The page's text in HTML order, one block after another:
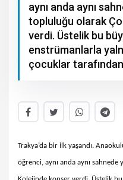
aynı anda aynı
topluluğu olarak
verdi. Üstelik bu
enstrümanlarla
çocuklar
Trakya’da bir ilk yaşandı.
öğrenci, aynı anda aynı sahnede